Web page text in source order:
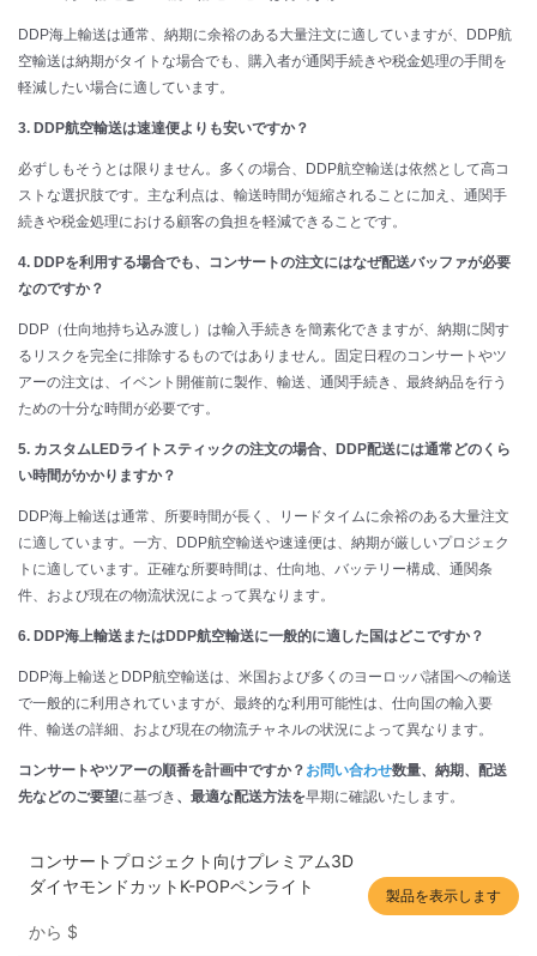
DDP海上輸送は通常、納期に余裕のある大量注文に適していますが、DDP航
空輸送は納期がタイトな場合でも、購入者が通関手続きや税金処理の手間を
軽減したい場合に適しています。
3. DDP航空輸送は速達便よりも安いですか？
必ずしもそうとは限りません。多くの場合、DDP航空輸送は依然として高コ
ストな選択肢です。主な利点は、輸送時間が短縮されることに加え、通関手
続きや税金処理における顧客の負担を軽減できることです。
4. DDPを利用する場合でも、コンサートの注文にはなぜ配送バッファが必要
なのですか？
DDP（仕向地持ち込み渡し）は輸入手続きを簡素化できますが、納期に関す
るリスクを完全に排除するものではありません。固定日程のコンサートやツ
アーの注文は、イベント開催前に製作、輸送、通関手続き、最終納品を行う
ための十分な時間が必要です。
5. カスタムLEDライトスティックの注文の場合、DDP配送には通常どのくら
い時間がかかりますか？
DDP海上輸送は通常、所要時間が長く、リードタイムに余裕のある大量注文
に適しています。一方、DDP航空輸送や速達便は、納期が厳しいプロジェク
トに適しています。正確な所要時間は、仕向地、バッテリー構成、通関条
件、および現在の物流状況によって異なります。
6. DDP海上輸送またはDDP航空輸送に一般的に適した国はどこですか？
DDP海上輸送とDDP航空輸送は、米国および多くのヨーロッパ諸国への輸送
で一般的に利用されていますが、最終的な利用可能性は、仕向国の輸入要
件、輸送の詳細、および現在の物流チャネルの状況によって異なります。
コンサートやツアーの順番を計画中ですか？ お問い合わせ数量、納期、配送
先などのご要望に基づき 、最適な配送方法を早期に確認いたします。
コンサートプロジェクト向けプレミアム3D
ダイヤモンドカットK-POPペンライト
から $
製品を表示します